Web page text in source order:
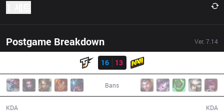
Postgame Breakdown Ver. 7.14
16
13
Bans
KDA KDA